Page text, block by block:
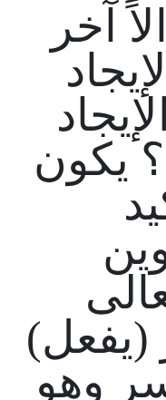
آخر
يكون
(يفعل)
وهو